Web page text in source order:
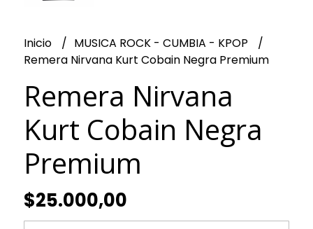
Inicio
MUSICA ROCK - CUMBIA - KPOP
Remera Nirvana Kurt Cobain Negra Premium
Remera Nirvana
Kurt Cobain Negra
Premium
$25.000,00